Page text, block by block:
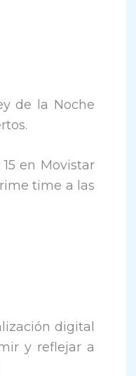
de la Noche
en Movistar
time a las
digital
y reflejar a